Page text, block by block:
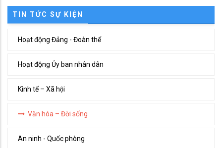
TIN TỨC SỰ KIỆN
Hoạt động Đảng - Đoàn thể
Hoạt động Ủy ban nhân dân
Kinh tế – Xã hội
Văn hóa – Đời sống
An ninh - Quốc phòng